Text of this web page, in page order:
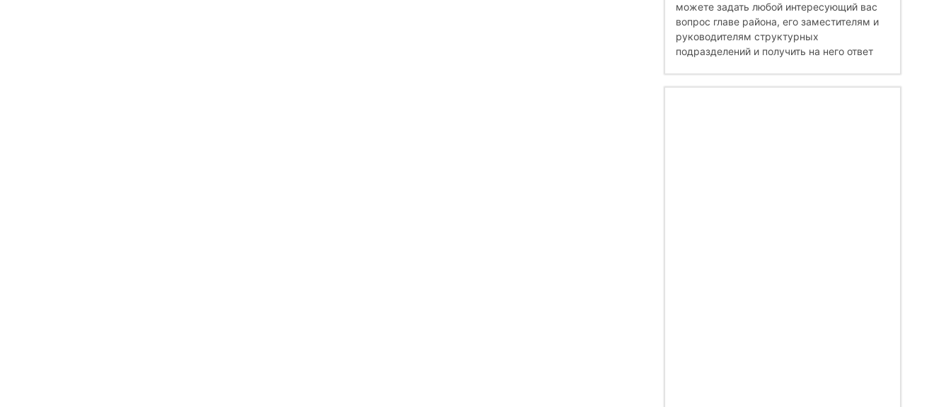
можете задать любой интересующий вас
вопрос главе района, его заместителям и
руководителям структурных
подразделений и получить на него ответ